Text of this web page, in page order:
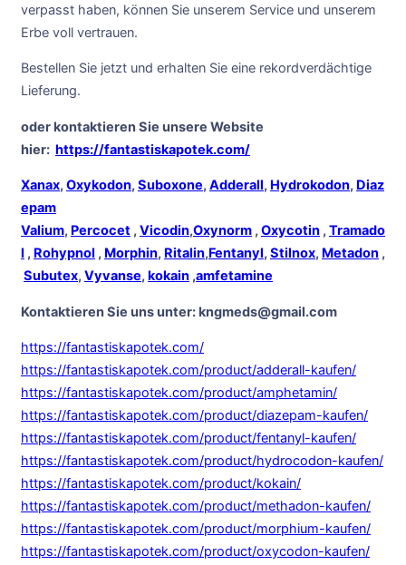
verpasst haben, können Sie unserem Service und unserem
Erbe voll vertrauen.
Bestellen Sie jetzt und erhalten Sie eine rekordverdächtige
Lieferung.
oder kontaktieren Sie unsere Website
hier: https://fantastiskapotek.com/
Xanax, Oxykodon, Suboxone, Adderall, Hydrokodon, Diaz
epam
Valium, Percocet , Vicodin,Oxynorm , Oxycotin , Tramado
l , Rohypnol , Morphin, Ritalin,Fentanyl, Stilnox, Metadon ,
Subutex, Vyvanse, kokain ,amfetamine
Kontaktieren Sie uns unter:kngmeds@gmail.com
https://fantastiskapotek.com/
https://fantastiskapotek.com/product/adderall-kaufen/
https://fantastiskapotek.com/product/amphetamin/
https://fantastiskapotek.com/product/diazepam-kaufen/
https://fantastiskapotek.com/product/fentanyl-kaufen/
https://fantastiskapotek.com/product/hydrocodon-kaufen/
https://fantastiskapotek.com/product/kokain/
https://fantastiskapotek.com/product/methadon-kaufen/
https://fantastiskapotek.com/product/morphium-kaufen/
https://fantastiskapotek.com/product/oxycodon-kaufen/